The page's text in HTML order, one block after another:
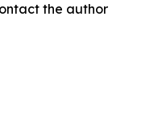
the author